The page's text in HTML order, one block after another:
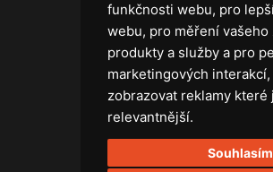
funkčnosti webu, pro
webu, pro měření vašeho
produkty a služby a pro
marketingových interakcí,
zobrazovat reklamy které
relevantnější.
Souhlasím
Světla
Příslušenství ke
Osvětlovací technika
Baterie
Stativy
Ostatní